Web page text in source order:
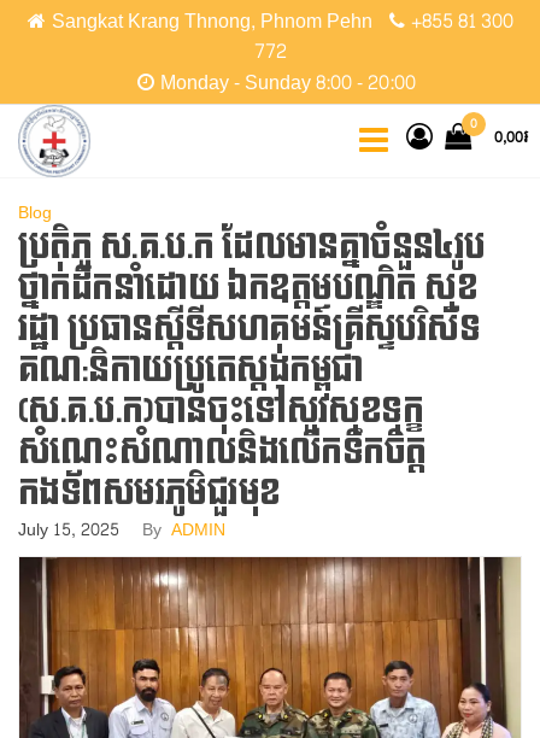
Skip
content
Sangkat Krang Thnong, Phnom Pehn
+855 81 300
772
Monday - Sunday 8:00 - 20:00
0 0,00៛
CCPC
Blog
ប្រតិភូ ស.គ.ប.ក ដែលមានគ្នាចំនួន៤រូប
ថ្នាក់ដឹកនាំដោយ ឯកឧត្តមបណ្ឌិត សុខ
រដ្ឋា ប្រធានស្តីទីសហគមន៍គ្រីស្ទបរិស័ទ
គណ:និកាយប្រូតេស្តង់កម្ពុជា
(ស.គ.ប.ក)បានចុះទៅសួរសុខទុក្ខ
សំណេះសំណាលនិងលើកទឹកចិត្ត
កងទ័ពសមរភូមិជួរមុខ
July 15, 2025 By ADMIN